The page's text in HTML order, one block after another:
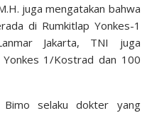
juga mengatakan bahwa
di Rumkitlap Yonkes-1
Jakarta, TNI juga
1/Kostrad dan 100
selaku dokter yang